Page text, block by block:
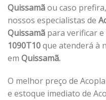
Quissamãou caso
nossos especialistas de
Quissamã para verificar
1090T10que atenderá à
em Quissamã.
O melhor preço de
e estoque imediato de